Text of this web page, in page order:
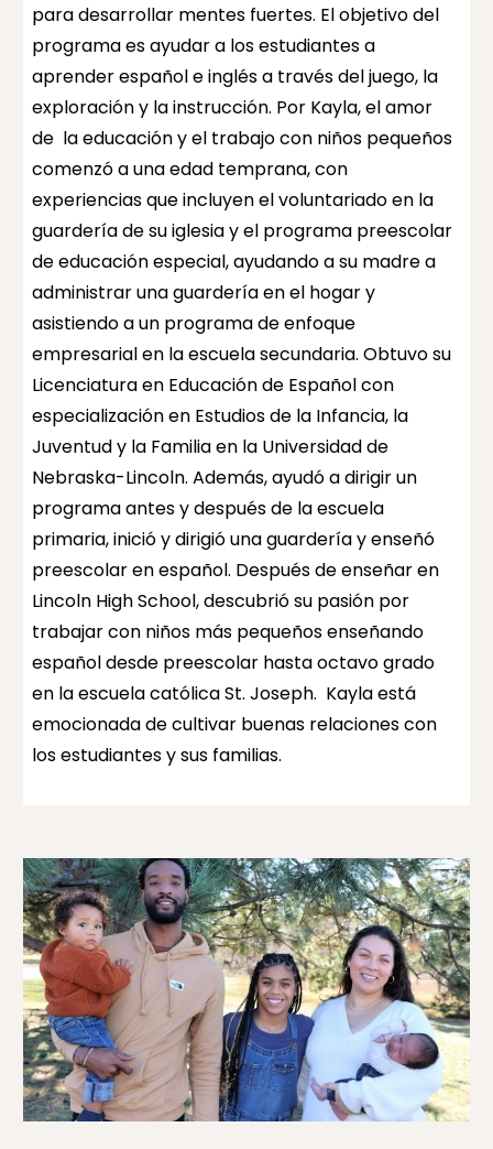
para desarrollar mentes fuertes. El objetivo del
programa es ayudar a los estudiantes a
aprender español e inglés a través del juego, la
exploración y la instrucción. Por Kayla, el amor
de la educación y el trabajo con niños pequeños
comenzó a una edad temprana, con
experiencias que incluyen el voluntariado en la
guardería de su iglesia y el programa preescolar
de educación especial, ayudando a su madre a
administrar una guardería en el hogar y
asistiendo a un programa de enfoque
empresarial en la escuela secundaria. Obtuvo su
Licenciatura en Educación de Español con
especialización en Estudios de la Infancia, la
Juventud y la Familia en la Universidad de
Nebraska-Lincoln. Además, ayudó a dirigir un
programa antes y después de la escuela
primaria, inició y dirigió una guardería y enseñó
preescolar en español. Después de enseñar en
Lincoln High School, descubrió su pasión por
trabajar con niños más pequeños enseñando
español desde preescolar hasta octavo grado
en la escuela católica St. Joseph. Kayla está
emocionada de cultivar buenas relaciones con
los estudiantes y sus familias.